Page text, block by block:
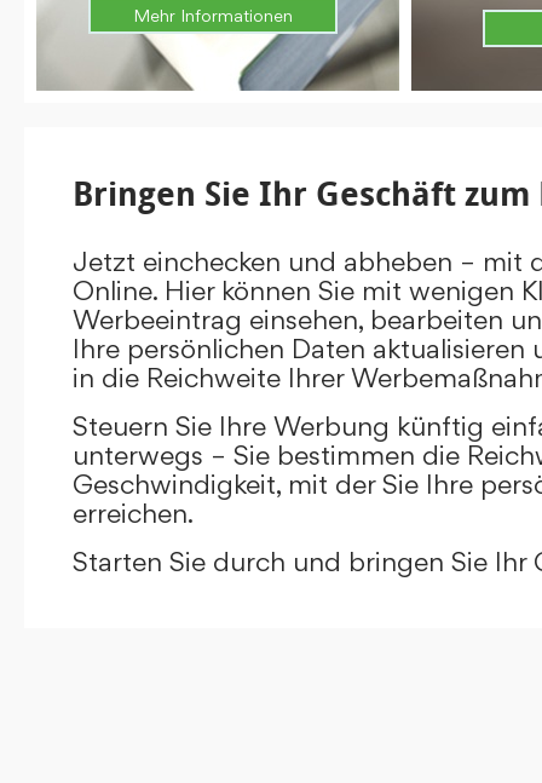
Mehr Informationen
Bringen Sie Ihr Geschäft zum
Jetzt einchecken und abheben – mit
Online. Hier können Sie mit wenigen
Werbeeintrag einsehen, bearbeiten
Ihre persönlichen Daten aktualisieren
in die Reichweite Ihrer
Steuern Sie Ihre Werbung künftig
unterwegs – Sie bestimmen die
Geschwindigkeit, mit der Sie Ihre
erreichen.
Starten Sie durch und bringen Sie Ihr